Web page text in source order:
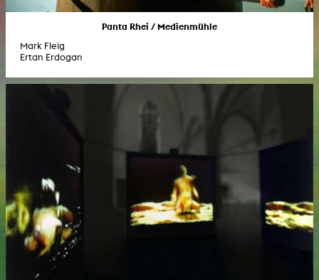
Panta Rhei / Medienmühle
Mark Fleig
Ertan Erdogan